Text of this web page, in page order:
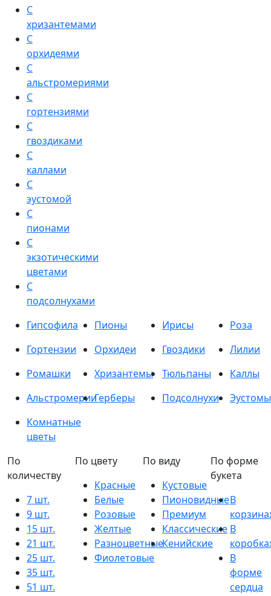
С
хризантемами
С
орхидеями
С
альстромериями
С
гортензиями
С
гвоздиками
С
каллами
С
эустомой
С
пионами
С
экзотическими
цветами
С
подсолнухами
Гипсофила
Пионы Ирисы
Роза
Гортензии
Орхидеи Гвоздики
Лилии
Ромашки
Хризантемы Тюльпаны
Каллы
АльстромерииГерберы Подсолнухи
Эустомы
Комнатные
цветы
По
количеству
7 шт.
9 шт.
15 шт.
21 шт.
25 шт.
35 шт.
51 шт.
По цвету
Красные
Белые
Розовые
Желтые
Разноцветные
Фиолетовые
По виду
Кустовые
Пионовидные
Премиум
Классические
Кенийские
По форме
букета
В
В
В
форме
сердца